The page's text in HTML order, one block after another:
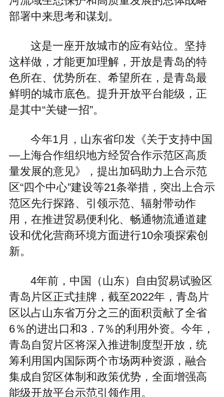
部署中来思考和谋划。
这是一座开放城市的应有站位。坚持
这样做，才能更加理解，开放是青岛的特
色所在、优势所在、希望所在，是青岛最
鲜明的城市底色。提升开放平台能级，正
是其中“关键一招”。
今年1月，山东省印发《关于支持中国
—上海合作组织地方经贸合作示范区高质
量发展的意见》，提出加码助力上合示范
区“四个中心”建设等21条举措，突出上合示
范区先行探路、引领示范、辐射带动作
用，在推进贸易便利化、畅通物流通道建
设和优化营商环境方面进行10余项探索创
新。
4年前，中国（山东）自由贸易试验区
青岛片区正式挂牌，截至2022年，青岛片
区以占山东省万分之三的面积贡献了全省
6％的进出口和3．7％的利用外资。今年，
青岛自贸片区将深入推进制度型开放，统
筹利用国内国际两个市场两种资源，融合
集成自贸区体制和政策优势，全面增强高
能级开放平台示范引领作用。